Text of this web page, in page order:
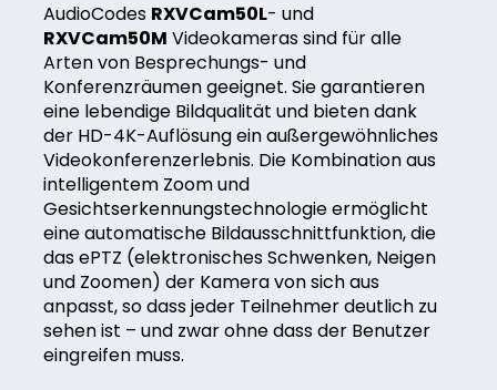
AudioCodes RXVCam50L- und
RXVCam50M Videokameras sind für alle
Arten von Besprechungs- und
Konferenzräumen geeignet. Sie garantieren
eine lebendige Bildqualität und bieten dank
der HD-4K-Auflösung ein außergewöhnliches
Videokonferenzerlebnis. Die Kombination aus
intelligentem Zoom und
Gesichtserkennungstechnologie ermöglicht
eine automatische Bildausschnittfunktion, die
das ePTZ (elektronisches Schwenken, Neigen
und Zoomen) der Kamera von sich aus
anpasst, so dass jeder Teilnehmer deutlich zu
sehen ist – und zwar ohne dass der Benutzer
eingreifen muss.